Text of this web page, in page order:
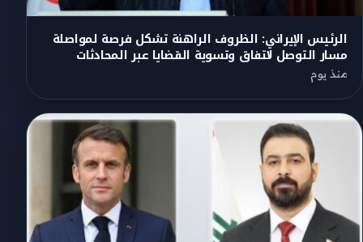
الرئيس الإيراني: الظروف الراهنة تشكل فرصة لمواصلة
مسار التوصل لاتفاق وتسوية القضايا عبر المحادثات
منذ يوم